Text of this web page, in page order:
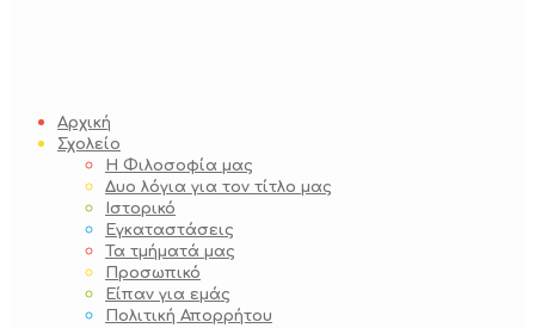
Αρχική
Σχολείο
Η Φιλοσοφία μας
Δυο λόγια για τον τίτλο μας
Ιστορικό
Εγκαταστάσεις
Τα τμήματά μας
Προσωπικό
Είπαν για εμάς
Πολιτική Απορρήτου